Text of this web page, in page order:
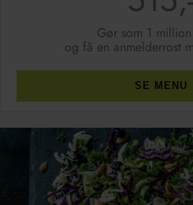
Gør som 1
og få en anmelderrost
SE MENU